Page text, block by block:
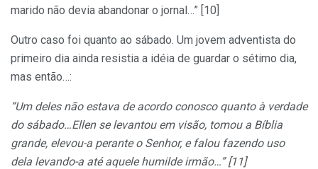
marido não devia abandonar o jornal…” [10]
Outro caso foi quanto ao sábado. Um jovem adventista do
primeiro dia ainda resistia a idéia de guardar o sétimo dia,
mas então…:
“Um deles não estava de acordo conosco quanto à verdade
do sábado…Ellen se levantou em visão, tomou a Bíblia
grande, elevou-a perante o Senhor, e falou fazendo uso
dela levando-a até aquele humilde irmão…” [11]